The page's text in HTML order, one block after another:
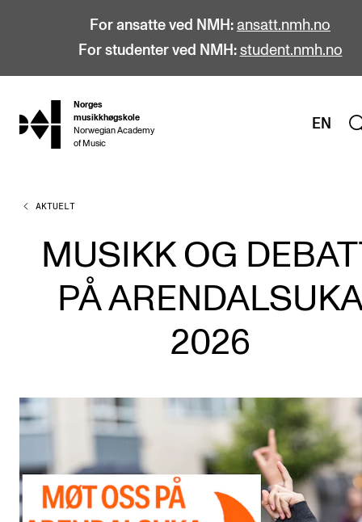
For ansatte ved NMH: ansatt.nmh.no
For studenter ved NMH: student.nmh.no
hjem
Norges
musikkhøgskole
Norwegian Academy
of Music
EN
STUDIER
Alle studier
Bachelor
Årsstudium og videreutdanning
Talentutvikling
STUDENTLIV
Søknad og opptak
AKTUELT
MUSIKK OG
PÅ
2026